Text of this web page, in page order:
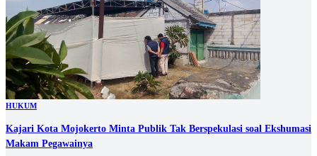
HUKUM
Kajari Kota Mojokerto Minta Publik Tak Berspekulasi soal Ekshumasi
Makam Pegawainya